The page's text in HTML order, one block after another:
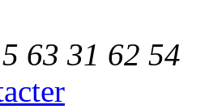
63 31 62 54